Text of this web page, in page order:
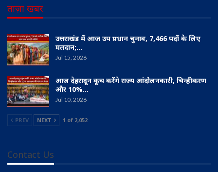
ताज़ा खबर
उत्तराखंड में आज उप प्रधान चुनाव, 7,466 पदों के लिए
मतदान;…
Jul 15, 2026
आज देहरादून कूच करेंगे राज्य आंदोलनकारी, चिन्हीकरण
और 10%…
Jul 10, 2026
PREV NEXT 1 of 2,052
Contact Us